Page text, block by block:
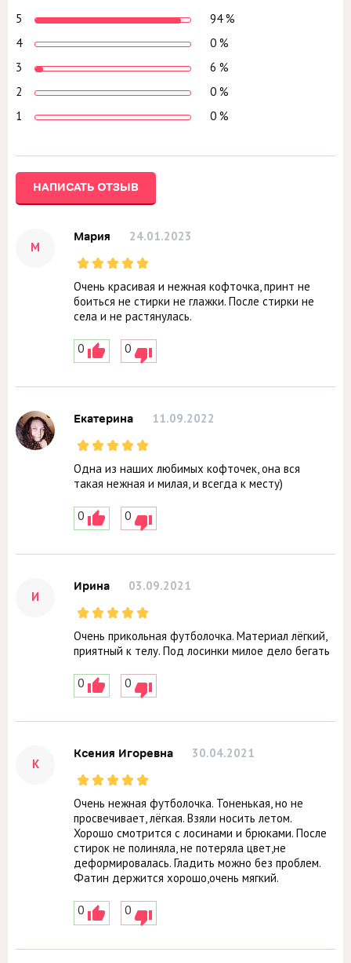
5
94 %
4
0 %
3
6 %
2
0 %
1
0 %
НАПИСАТЬ ОТЗЫВ
М
Мария 24.01.2023
Очень красивая и нежная кофточка, принт не
боиться не стирки не глажки. После стирки не
села и не растянулась.
0 0
Екатерина 11.09.2022
Одна из наших любимых кофточек, она вся
такая нежная и милая, и всегда к месту)
0 0
И
Ирина 03.09.2021
Очень прикольная футболочка. Материал лёгкий,
приятный к телу. Под лосинки милое дело бегать
0 0
К
Ксения Игоревна 30.04.2021
Очень нежная футболочка. Тоненькая, но не
просвечивает, лёгкая. Взяли носить летом.
Хорошо смотрится с лосинами и брюками. После
стирок не полиняла, не потеряла цвет,не
деформировалась. Гладить можно без проблем.
Фатин держится хорошо,очень мягкий.
0 0